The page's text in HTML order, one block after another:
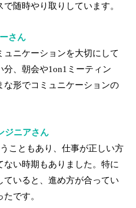
随時やり取りしています。
さん
ニケーションを大切にして
、朝会や1on1ミーティン
な形でコミュニケーションの
ジニアさん
こともあり、仕事が正しい方
い時期もありました。特に
ていると、進め方が合ってい
です。